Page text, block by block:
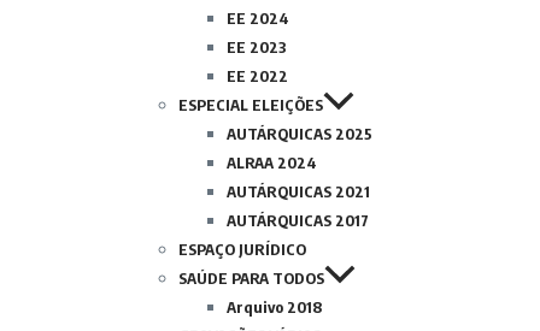
EE 2024
EE 2023
EE 2022
ESPECIAL ELEIÇÕES
AUTÁRQUICAS 2025
ALRAA 2024
AUTÁRQUICAS 2021
AUTÁRQUICAS 2017
ESPAÇO JURÍDICO
SAÚDE PARA TODOS
Arquivo 2018